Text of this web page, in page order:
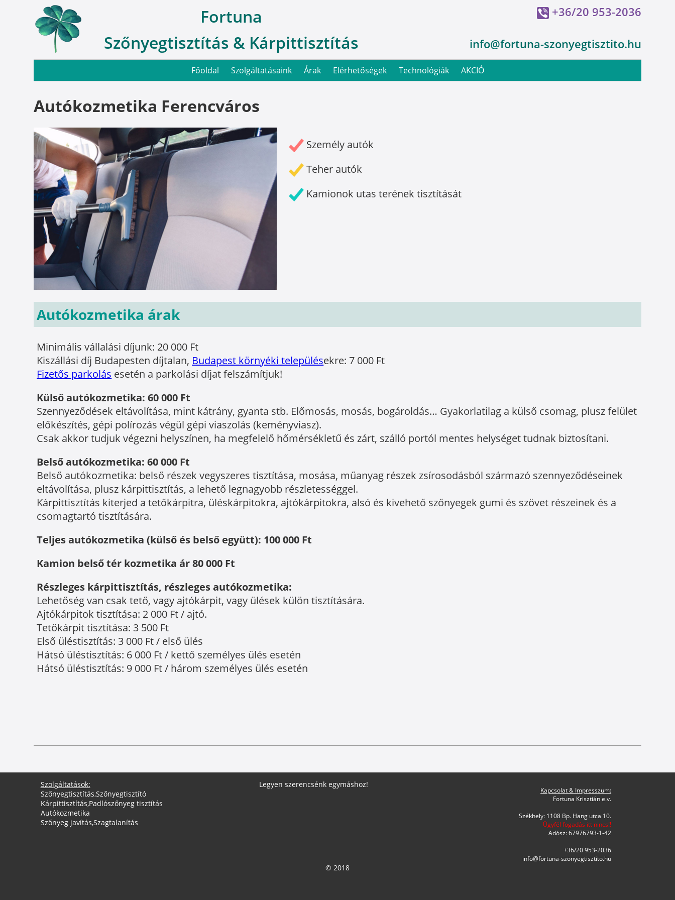
Fortuna
Szőnyegtisztítás & Kárpittisztítás
+36/20 953-2036
info@fortuna-szonyegtisztito.hu
Főoldal Szolgáltatásaink Árak Elérhetőségek Technológiák AKCIÓ
Autókozmetika Ferencváros
Személy autók
Teher autók
Kamionok utas terének tisztítását
Autókozmetika árak
Minimális vállalási díjunk: 20 000 Ft
Kiszállási díj Budapesten díjtalan, Budapest környéki településekre: 7 000 Ft
Fizetős parkolás esetén a parkolási díjat felszámítjuk!
Külső autókozmetika: 60 000 Ft
Szennyeződések eltávolítása, mint kátrány, gyanta stb. Előmosás, mosás, bogároldás… Gyakorlatilag a külső csomag, plusz felület
előkészítés, gépi polírozás végül gépi viaszolás (keményviasz).
Csak akkor tudjuk végezni helyszínen, ha megfelelő hőmérsékletű és zárt, szálló portól mentes helységet tudnak biztosítani.
Belső autókozmetika: 60 000 Ft
Belső autókozmetika: belső részek vegyszeres tisztítása, mosása, műanyag részek zsírosodásból származó szennyeződéseinek
eltávolítása, plusz kárpittisztítás, a lehető legnagyobb részletességgel.
Kárpittisztítás kiterjed a tetőkárpitra, üléskárpitokra, ajtókárpitokra, alsó és kivehető szőnyegek gumi és szövet részeinek és a
csomagtartó tisztítására.
Teljes autókozmetika (külső és belső együtt): 100 000 Ft
Kamion belső tér kozmetika ár 80 000 Ft
Részleges kárpittisztítás, részleges autókozmetika:
Lehetőség van csak tető, vagy ajtókárpit, vagy ülések külön tisztítására.
Ajtókárpitok tisztítása: 2 000 Ft / ajtó.
Tetőkárpit tisztítása: 3 500 Ft
Első üléstisztítás: 3 000 Ft / első ülés
Hátsó üléstisztítás: 6 000 Ft / kettő személyes ülés esetén
Hátsó üléstisztítás: 9 000 Ft / három személyes ülés esetén
Szolgáltatások:
Szőnyegtisztítás,Szőnyegtisztító
Kárpittisztítás,Padlószőnyeg tisztítás
Autókozmetika
Szőnyeg javítás,Szagtalanítás
Legyen szerencsénk egymáshoz!
Kapcsolat & Impresszum:
Fortuna Krisztián e.v.
Székhely: 1108 Bp. Hang utca 10.
Ügyfél fogadás itt nincs!!
Adósz: 67976793-1-42
+36/20 953-2036
info@fortuna-szonyegtisztito.hu
© 2018